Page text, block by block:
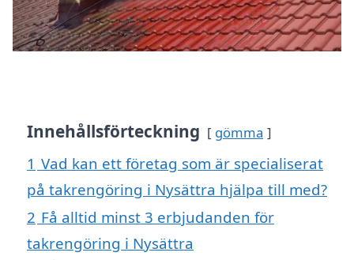
Innehållsförteckning gömma
1 Vad kan ett företag som är specialiserat
på takrengöring i Nysättra hjälpa till med?
2 Få alltid minst 3 erbjudanden för
takrengöring i Nysättra